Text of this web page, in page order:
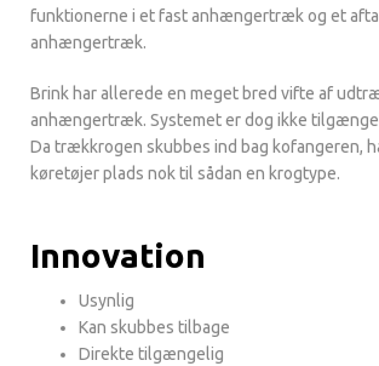
funktionerne i et fast anhængertræk og et
anhængertræk.
Brink har allerede en meget bred vifte af
anhængertræk. Systemet er dog ikke
Da trækkrogen skubbes ind bag kofangeren,
køretøjer plads nok til sådan en krogtype.
Innovation
Usynlig
Kan skubbes tilbage
Direkte tilgængelig